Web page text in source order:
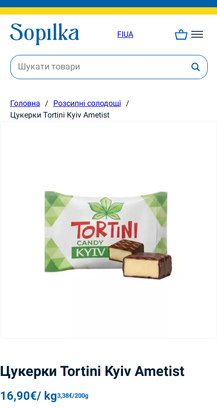
FIUA
Головна / Розсипні солодощі /
Цукерки Tortini Kyiv Ametist
Цукерки Tortini Kyiv Ametist
16,90€/ kg3,38€/200g